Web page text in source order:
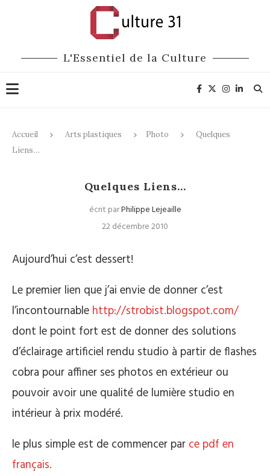
L'Essentiel de la Culture
Accueil Arts plastiques Photo
Quelques
Liens…
Quelques Liens…
écrit parPhilippe Lejeaille
22 décembre 2010
Aujourd’hui c’est dessert!
Le premier lien que j’ai envie de donner c’est
l’incontournable http://strobist.blogspot.com/
dont le point fort est de donner des solutions
d’éclairage artificiel rendu studio à partir de flashes
cobra pour affiner ses photos en extérieur ou
pouvoir avoir une qualité de lumière studio en
intérieur à prix modéré.
le plus simple est de commencer par ce pdf en
français.